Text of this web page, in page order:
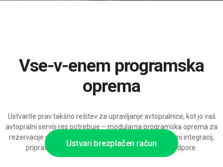
Ustvari brezplačen račun
Vse-v-enem programska
oprema
Ustvarite prav takšno rešitev za upravljanje avtopralnice, kot jo vaš
avtopralni servis res potrebuje – modularna programska oprema za
rezervacije s širokimi nastavitvami, ceniki in možnostmi integracij,
pripravljena za skaliranje na več lokacij in z AI-podpore.